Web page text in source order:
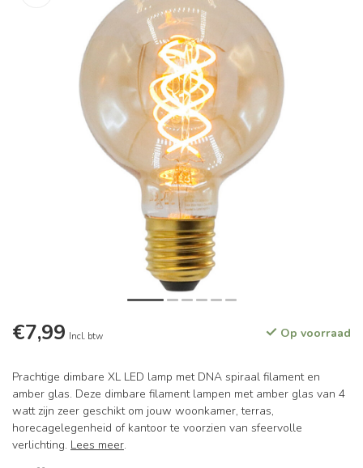
€7,99 Incl. btw Op voorraad
Prachtige dimbare XL LED lamp met DNA spiraal filament en
amber glas. Deze dimbare filament lampen met amber glas van 4
watt zijn zeer geschikt om jouw woonkamer, terras,
horecagelegenheid of kantoor te voorzien van sfeervolle
verlichting. Lees meer.